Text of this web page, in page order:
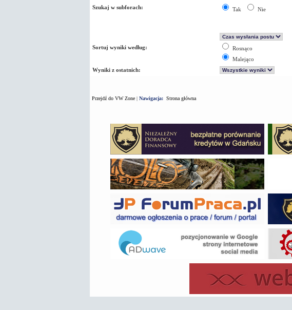
Szukaj w subforach: Tak Nie
Sortuj wyniki według:
Rosnąco
Malejąco
Wyniki z ostatnich:
Przejdź do VW Zone| Nawigacja: Strona główna